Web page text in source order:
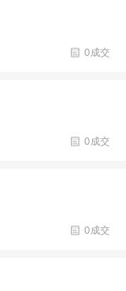
0成交
0成交
0成交